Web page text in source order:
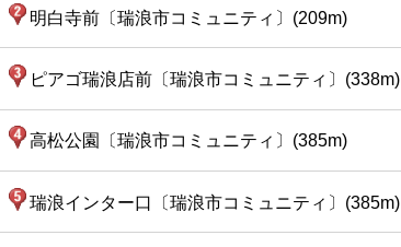
明白寺前〔瑞浪市コミュニティ〕(209m)
ピアゴ瑞浪店前〔瑞浪市コミュニティ〕(338m)
高松公園〔瑞浪市コミュニティ〕(385m)
瑞浪インター口〔瑞浪市コミュニティ〕(385m)